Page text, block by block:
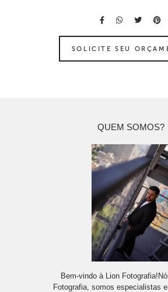
SOLICITE SEU
QUEM SOMOS?
Bem-vindo à Lion
Fotografia, somos especialistas